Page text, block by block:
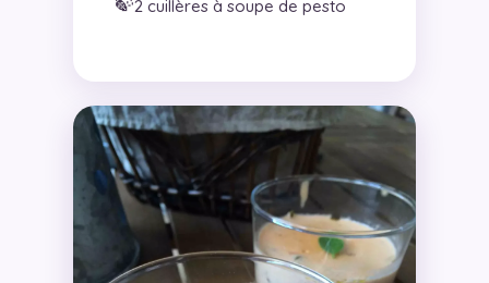
2 cuillères à soupe de pesto